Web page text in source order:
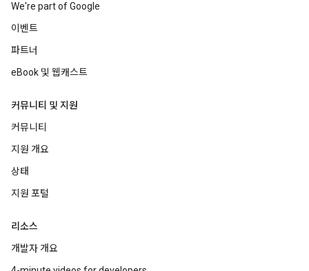
We're part of Google
이벤트
파트너
eBook 및 웹캐스트
커뮤니티 및 지원
커뮤니티
지원 개요
상태
지원 포털
리소스
개발자 개요